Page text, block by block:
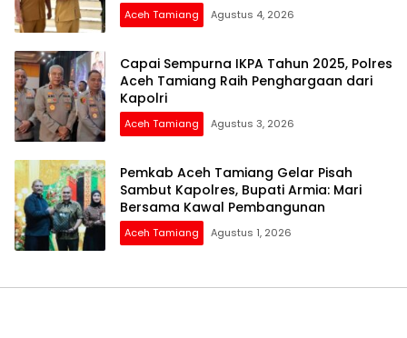
Aceh Tamiang Agustus 4, 2026
Capai Sempurna IKPA Tahun 2025, Polres
Aceh Tamiang Raih Penghargaan dari
Kapolri
Aceh Tamiang Agustus 3, 2026
Pemkab Aceh Tamiang Gelar Pisah
Sambut Kapolres, Bupati Armia: Mari
Bersama Kawal Pembangunan
Aceh Tamiang Agustus 1, 2026